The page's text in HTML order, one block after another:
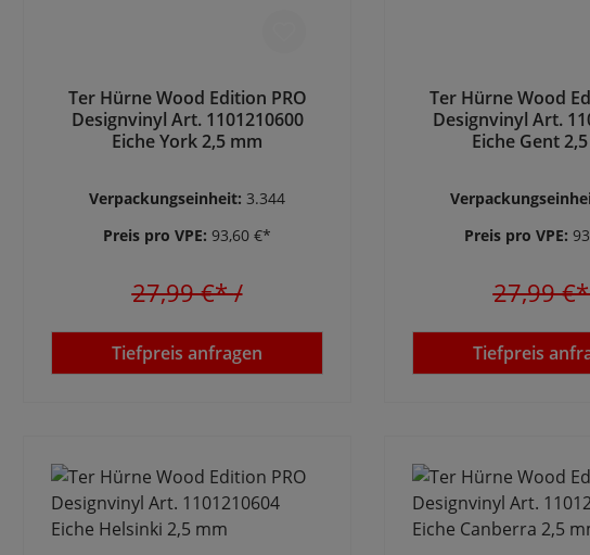
Ter Hürne Wood Edition PRO
Designvinyl Art. 1101210600
Eiche York 2,5 mm
Verpackungseinheit: 3.344
Preis pro VPE: 93,60 €*
27,99 €*/
Tiefpreis anfragen
Ter Hürne Wood
Designvinyl Art.
Eiche Gent
Preis pro VPE:
27,99
Tiefpreis